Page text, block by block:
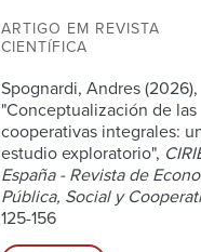
ARTIGO EM REVISTA
CIENTÍFICA
Spognardi, Andres (2026),
"Conceptualización de las
cooperativas integrales:
estudio exploratorio",
España - Revista de
Pública, Social y
125-156